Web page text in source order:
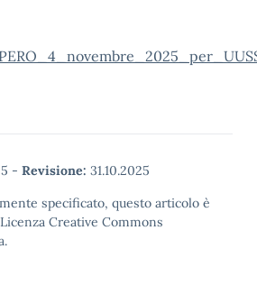
- Revisione: 31.10.2025
specificato, questo articolo è
Creative Commons